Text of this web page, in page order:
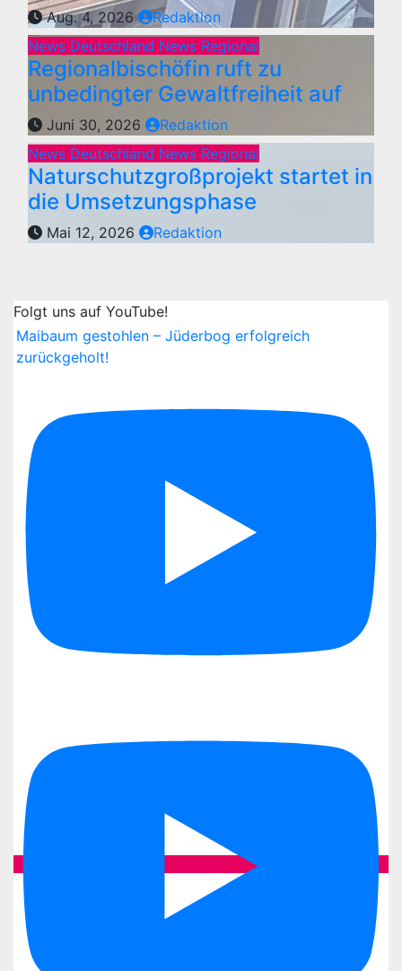
Aug. 4, 2026
Redaktion
News Deutschland News Regional
Regionalbischöfin ruft zu
unbedingter Gewaltfreiheit auf
Juni 30, 2026
Redaktion
News Deutschland News Regional
Naturschutzgroßprojekt startet in
die Umsetzungsphase
Mai 12, 2026 Redaktion
Folgt uns auf YouTube!
Maibaum gestohlen – Jüderbog erfolgreich
zurückgeholt!